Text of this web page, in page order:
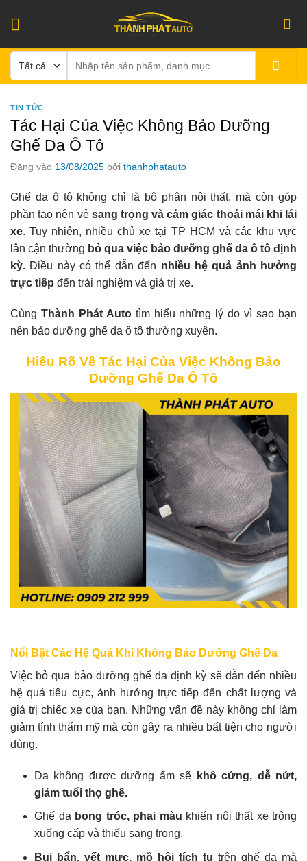
kiếm:
TIN TỨC
Tác Hại Của Việc Không Bảo Dưỡng
Ghế Da Ô Tô
Đăng vào 13/08/2025 bởi thanhphatauto
Ghế da ô tô không chỉ là bộ phận nội thất, mà còn góp
phần tạo nên vẻ sang trọng và cảm giác thoải mái khi lái
xe. Tuy nhiên, nhiều chủ xe tại TP HCM và các khu vực
lân cận thường bỏ qua việc bảo dưỡng ghế da ô tô định
kỳ. Điều này có thể dẫn đến nhiều hệ quả ảnh hưởng
trực tiếp đến trải nghiệm và giá trị xe.
Cùng Thành Phát Autotìm hiểu những lý do vì sao bạn
nên bảo dưỡng ghế da ô tô thường xuyên.
Hiểu Rõ Về Tác Hại Của Việc Không Bảo
Dưỡng Ghế Da Ô Tô
Nổi Bật Các Hệ Quả Khi Không Bảo Dưỡng Ghế Da
Việc bỏ qua bảo dưỡng ghế da định kỳ sẽ dẫn đến nhiều
hệ quả tiêu cực, ảnh hưởng trực tiếp đến chất lượng và
giá trị chiếc xe của bạn. Những vấn đề này không chỉ làm
giảm tính thẩm mỹ mà còn gây ra nhiều bất tiện cho người
dùng.
Da không được dưỡng ẩm sẽ
khô cứng, dễ nứt,
giảm tuổi thọ ghế.
Ghế dabong tróc, phai màu khiến nội thất xe trông
xuống cấp và thiếu sang trọng.
Bụi bẩn, vết mực, mồ hôi tích tụ trên ghế da mà